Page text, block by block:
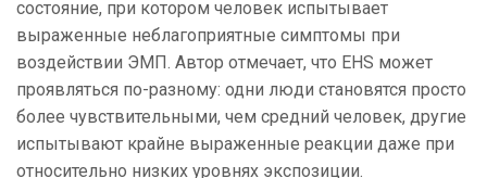
состояние, при котором человек испытывает
выраженные неблагоприятные симптомы при
воздействии ЭМП. Автор отмечает, что EHS может
проявляться по-разному: одни люди становятся просто
более чувствительными, чем средний человек, другие
испытывают крайне выраженные реакции даже при
относительно низких уровнях экспозиции.